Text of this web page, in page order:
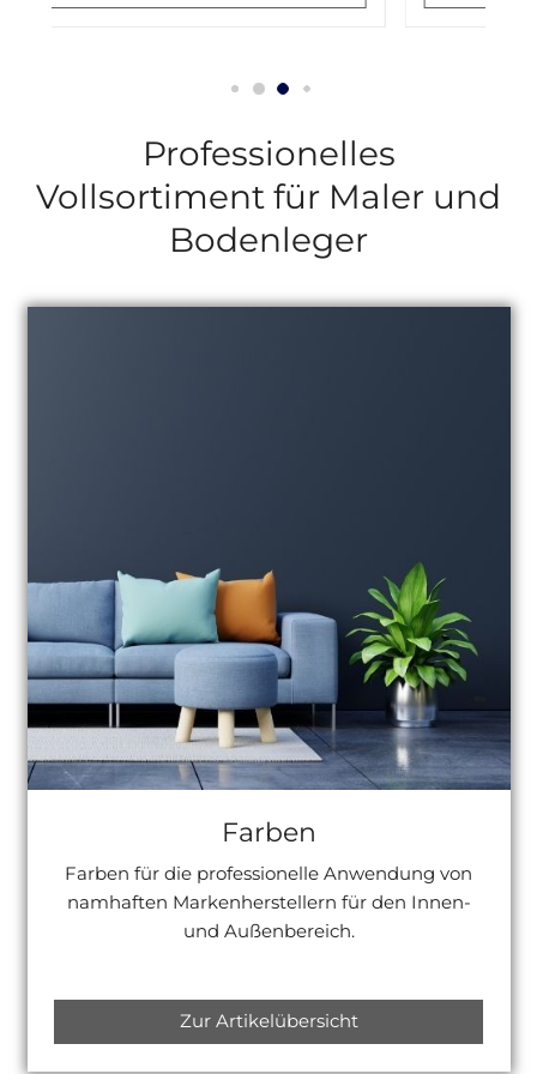
Professionelles
Vollsortiment für Maler und
Bodenleger
Farben
Farben für die professionelle Anwendung von
namhaften Markenherstellern für den Innen-
und Außenbereich.
Zur Artikelübersicht